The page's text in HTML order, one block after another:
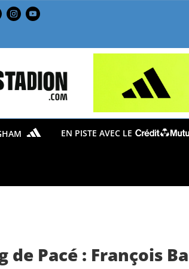
EN PISTE AVEC LE
de Pacé : François